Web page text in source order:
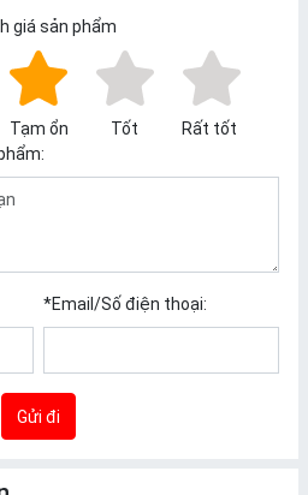
giá sản phẩm
Tạm ổn Tốt
Rất tốt
*Email/Số điện thoại:
Gửi đi